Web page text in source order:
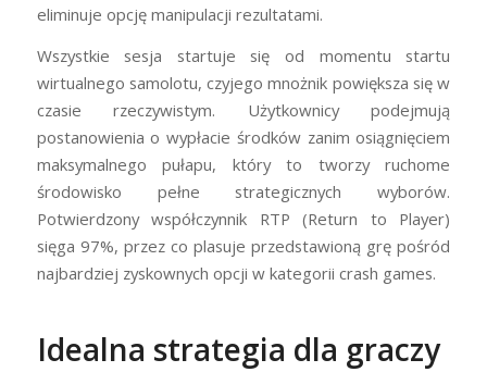
eliminuje opcję manipulacji rezultatami.
Wszystkie sesja startuje się od momentu startu
wirtualnego samolotu, czyjego mnożnik powiększa się w
czasie rzeczywistym. Użytkownicy podejmują
postanowienia o wypłacie środków zanim osiągnięciem
maksymalnego pułapu, który to tworzy ruchome
środowisko pełne strategicznych wyborów.
Potwierdzony współczynnik RTP (Return to Player)
sięga 97%, przez co plasuje przedstawioną grę pośród
najbardziej zyskownych opcji w kategorii crash games.
Idealna strategia dla graczy